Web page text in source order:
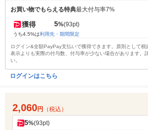
お買い物でもらえる特典最大付与率7%
獲得 5%(93pt)
うち4.5%は利用先・期間限定
ログイン&全額PayPay支払いで獲得できます。原則として税
表示よりも実際の付与数、付与率が少ない場合があります。
い。
ログインはこちら
2,060円 （税込）
5%(93pt)